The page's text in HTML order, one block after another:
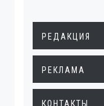
РЕДАКЦИЯ
РЕКЛАМА
КОНТАКТЫ